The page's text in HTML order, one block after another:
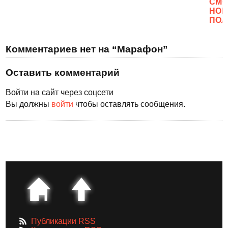
Комментариев нет на “Марафон”
Оставить комментарий
Войти на сайт через соцсети
Вы должны войти чтобы оставлять сообщения.
Публикации RSS